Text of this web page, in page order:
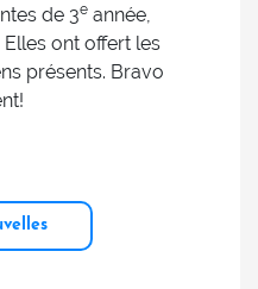
de 3e année,
ont offert les
présents. Bravo